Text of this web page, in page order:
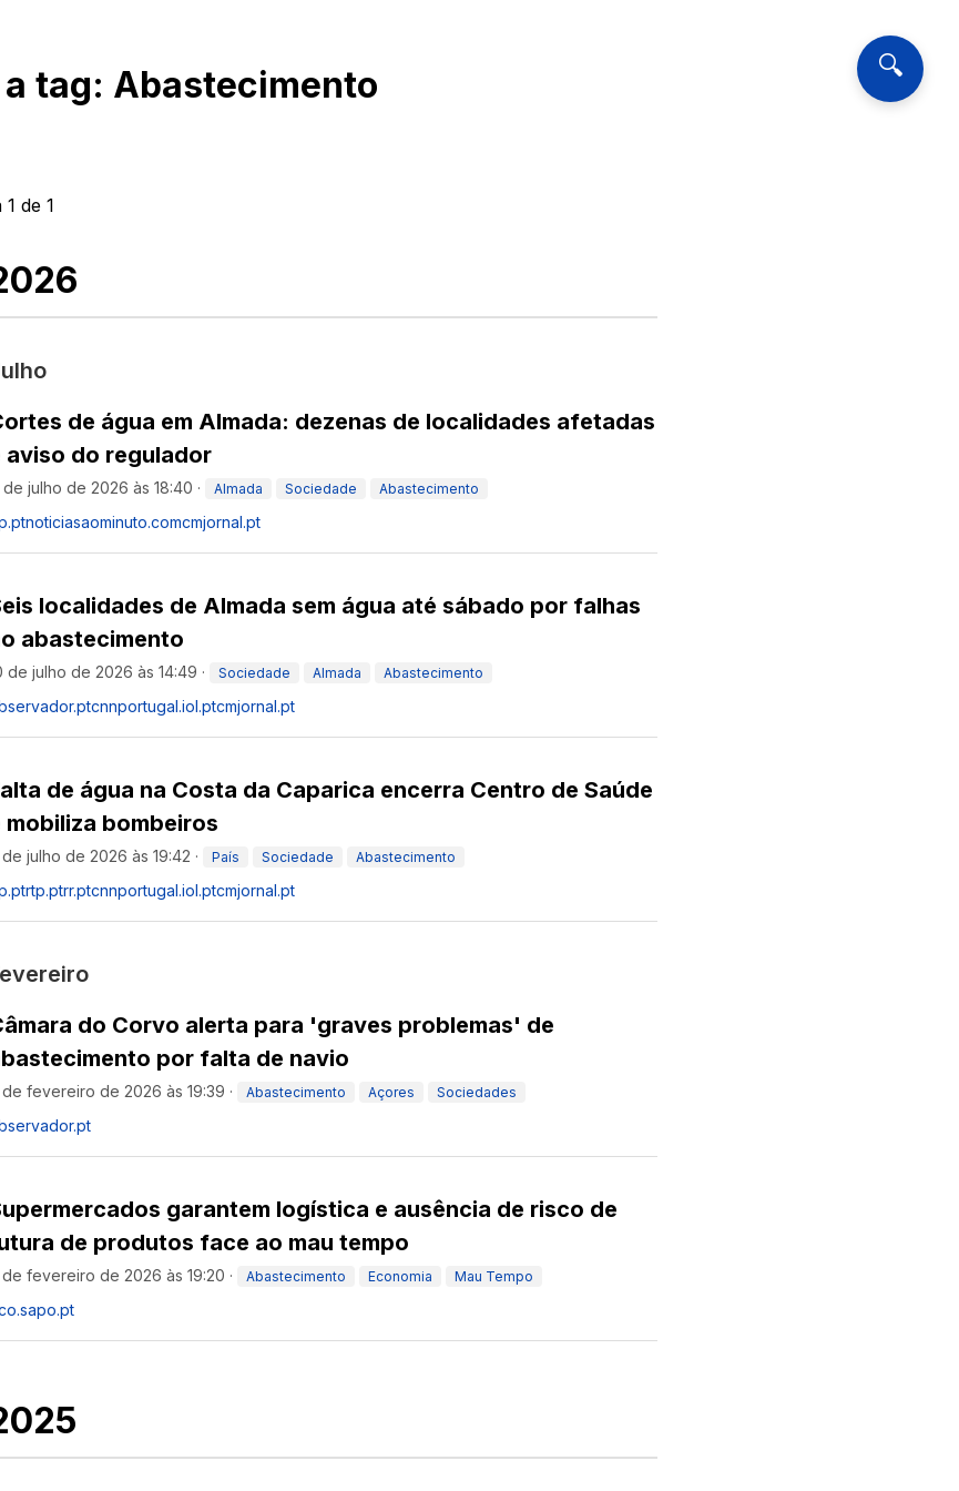
🔍
tag: Abastecimento
1 de 1
de água em Almada: dezenas de localidades afetadas
aviso do regulador
de julho de 2026 às 18:40 · Almada Sociedade Abastecimento
noticiasaominuto.comcmjornal.pt
localidades de Almada sem água até sábado por falhas
abastecimento
de julho de 2026 às 14:49 · Sociedade Almada Abastecimento
cnnportugal.iol.ptcmjornal.pt
de água na Costa da Caparica encerra Centro de Saúde
mobiliza bombeiros
julho de 2026 às 19:42 · País Sociedade Abastecimento
rtp.ptrr.ptcnnportugal.iol.ptcmjornal.pt
do Corvo alerta para 'graves problemas' de
por falta de navio
fevereiro de 2026 às 19:39 · Abastecimento Açores Sociedades
garantem logística e ausência de risco de
de produtos face ao mau tempo
fevereiro de 2026 às 19:20 · Abastecimento Economia Mau Tempo